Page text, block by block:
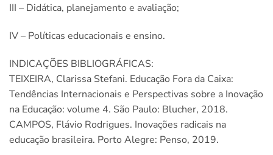
III – Didática, planejamento e avaliação;
IV – Políticas educacionais e ensino.
INDICAÇÕES BIBLIOGRÁFICAS:
TEIXEIRA, Clarissa Stefani. Educação Fora da Caixa:
Tendências Internacionais e Perspectivas sobre a Inovação
na Educação: volume 4. São Paulo: Blucher, 2018.
CAMPOS, Flávio Rodrigues. Inovações radicais na
educação brasileira. Porto Alegre: Penso, 2019.